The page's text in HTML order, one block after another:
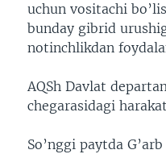
uchun vositachi
bunday gibrid
notinchlikdan
AQSh Davlat
chegarasidagi
So’nggi paytda